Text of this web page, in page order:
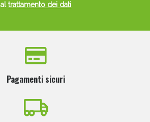
altrattamento dei dati
Pagamenti sicuri